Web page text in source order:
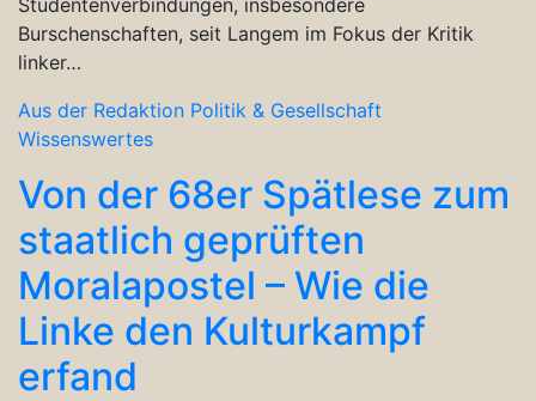
Burschenschaften, seit Langem im Fokus der Kritik
linker…
Aus der Redaktion Politik & Gesellschaft
Wissenswertes
Von der 68er Spätlese zum
staatlich geprüften
Moralapostel – Wie die
Linke den Kulturkampf
erfand